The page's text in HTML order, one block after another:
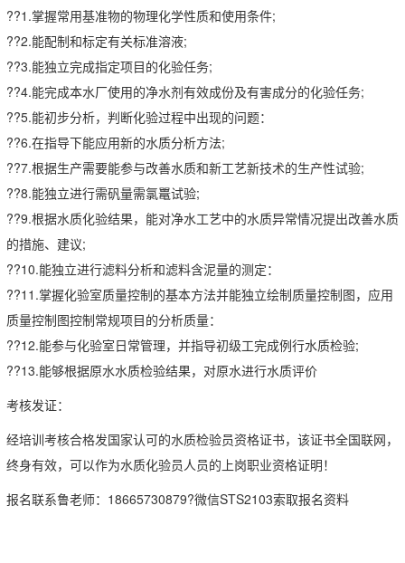
??1.掌握常用基准物的物理化学性质和使用条件;
??2.能配制和标定有关标准溶液;
??3.能独立完成指定项目的化验任务;
??4.能完成本水厂使用的净水剂有效成份及有害成分的化验任务;
??5.能初步分析，判断化验过程中出现的问题：
??6.在指导下能应用新的水质分析方法;
??7.根据生产需要能参与改善水质和新工艺新技术的生产性试验;
??8.能独立进行需矾量需氯鼍试验;
??9.根据水质化验结果，能对净水工艺中的水质异常情况提出改善水质
的措施、建议;
??10.能独立进行滤料分析和滤料含泥量的测定：
??11.掌握化验室质量控制的基本方法并能独立绘制质量控制图，应用
质量控制图控制常规项目的分析质量：
??12.能参与化验室日常管理，并指导初级工完成例行水质检验;
??13.能够根据原水水质检验结果，对原水进行水质评价
考核发证：
经培训考核合格发国家认可的水质检验员资格证书，该证书全国联网，
终身有效，可以作为水质化验员人员的上岗职业资格证明！
报名联系鲁老师：18665730879?微信STS2103索取报名资料